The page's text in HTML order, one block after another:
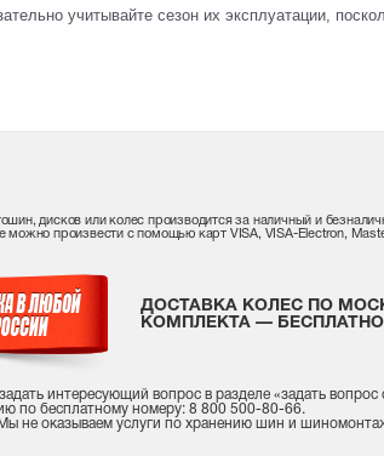
учитывайте сезон их эксплуатации,
дисков или колес производится за наличный и
можно произвести с помощью карт VISA, VISA-Electron,
ДОСТАВКА КОЛЕС ПО
КОМПЛЕКТА —
интересующий вопрос в разделе «задать вопрос
по бесплатному номеру: 8 800 500-80-66.
не оказываем услуги по хранению шин и